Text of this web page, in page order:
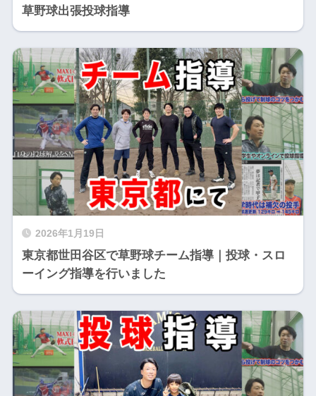
草野球出張投球指導
2026年1月19日
東京都世田谷区で草野球チーム指導｜投球・スロ
ーイング指導を行いました